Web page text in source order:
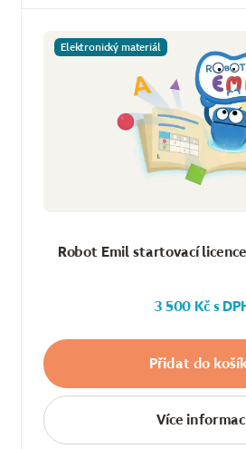
Elektronický materiál
Robot Emil startovací
3 500 Kč s
Přidat do
Více